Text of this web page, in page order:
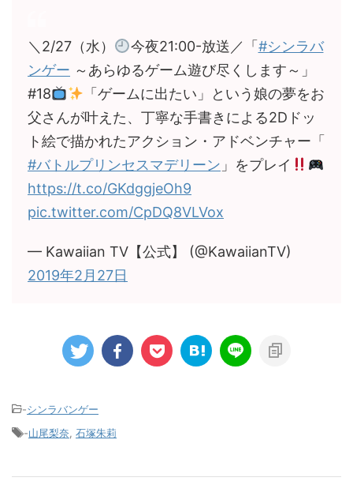
＼2/27（水） 今夜21:00-放送／「 #シンラバ
ンゲー ～あらゆるゲーム遊び尽くします～」
#18
「ゲームに出たい」という娘の夢をお
父さんが叶えた、丁寧な手書きによる2Dドッ
ト絵で描かれたアクション・アドベンチャー「
#バトルプリンセスマデリーン 」をプレイ
https://t.co/GKdggjeOh9
pic.twitter.com/CpDQ8VLVox
— Kawaiian TV【公式】 (@KawaiianTV)
2019年2月27日
-シンラバンゲー
-山尾梨奈 石塚朱莉